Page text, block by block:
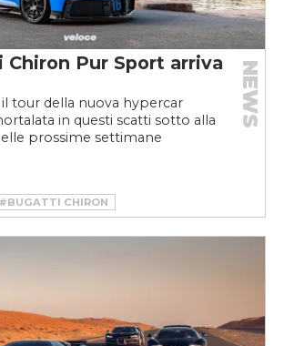
Chiron Pur Sport arriva
il tour della nuova hypercar
in questi scatti sotto alla
prossime settimane
NEWS
#BUGATTI CHIRON
PUR SPORT
#CHIRON
#HYPERCAR #W16